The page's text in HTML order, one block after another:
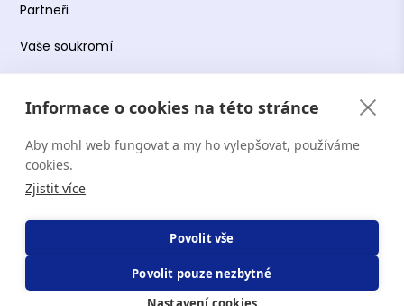
Informace o cookies na této stránce
Aby mohl web fungovat a my ho vylepšovat, používáme
cookies.
Zjistit více
Povolit vše
Povolit pouze nezbytné
Partneři
Vaše soukromí
Obchodní podmínky
Podmínky používání platformy
Copyright Terapie CZ s.r.o. 2026. Všechna práva
19644078.